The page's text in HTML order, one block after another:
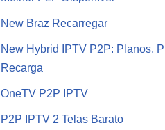
New Braz Recarregar
New Hybrid IPTV P2P: Planos,
Recarga
OneTV P2P IPTV
P2P IPTV 2 Telas Barato